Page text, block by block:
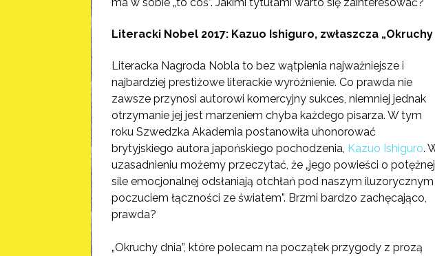
Literacki Nobel 2017: Kazuo Ishiguro, zwłaszcza „Okruchy
Literacka Nagroda Nobla to bez wątpienia najważniejsze i
najbardziej prestiżowe literackie wyróżnienie. Co prawda nie
zawsze przynosi autorowi komercyjny sukces, niemniej jednak
otrzymanie jej jest marzeniem chyba każdego pisarza. W tym
roku Szwedzka Akademia postanowiła uhonorować
brytyjskiego autora japońskiego pochodzenia, Kazuo Ishiguro.
uzasadnieniu możemy przeczytać, że „jego powieści o potężnej
sile emocjonalnej odsłaniają otchłań pod naszym iluzorycznym
poczuciem łączności ze światem”. Brzmi bardzo zachęcająco,
prawda?
„Okruchy dnia”, które polecam na początek przygody z prozą